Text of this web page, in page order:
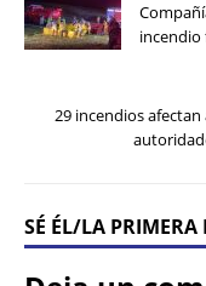
incendio
29 incendios
SÉ ÉL/LA